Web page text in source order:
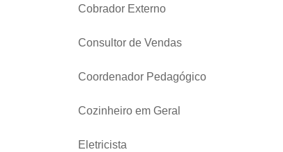
Cobrador Externo
Consultor de Vendas
Coordenador Pedagógico
Cozinheiro em Geral
Eletricista